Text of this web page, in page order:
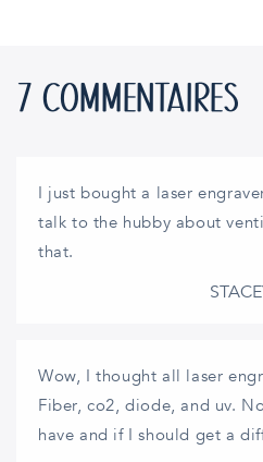
7 COMMENTAIRES
I just bought a laser
talk to the hubby about
that.
Wow, I thought all laser
Fiber, co2, diode, and uv.
have and if I should get a